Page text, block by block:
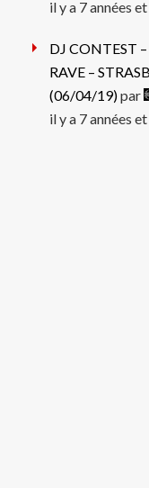
il y a 7 années
DJ CONTEST
RAVE –
(06/04/19)par
il y a 7 années